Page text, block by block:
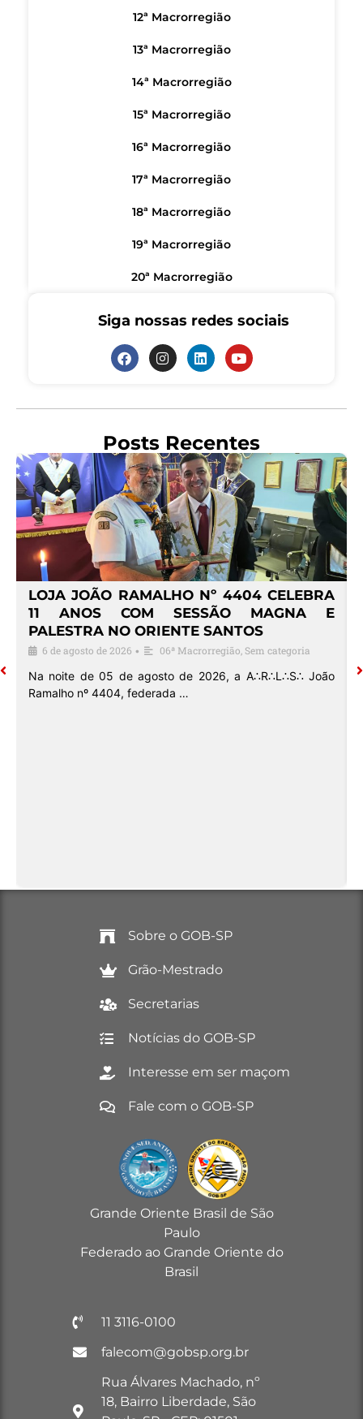
12ª Macrorregião
13ª Macrorregião
14ª Macrorregião
15ª Macrorregião
16ª Macrorregião
17ª Macrorregião
18ª Macrorregião
19ª Macrorregião
20ª Macrorregião
Siga nossas redes sociais
Posts Recentes
LOJA JOÃO RAMALHO Nº 4404 CELEBRA
11 ANOS COM SESSÃO MAGNA E
PALESTRA NO ORIENTE SANTOS
6 de agosto de 2026 • 06ª Macrorregião Sem categoria
Na noite de 05 de agosto de 2026, a A∴R∴L∴S∴ João
Ramalho nº 4404, federada …
Sobre o GOB-SP
Grão-Mestrado
Secretarias
Notícias do GOB-SP
Interesse em ser maçom
Fale com o GOB-SP
Grande Oriente Brasil de São
Paulo
Federado ao Grande Oriente do
Brasil
11 3116-0100
falecom@gobsp.org.br
Rua Álvares Machado, nº
18, Bairro Liberdade, São